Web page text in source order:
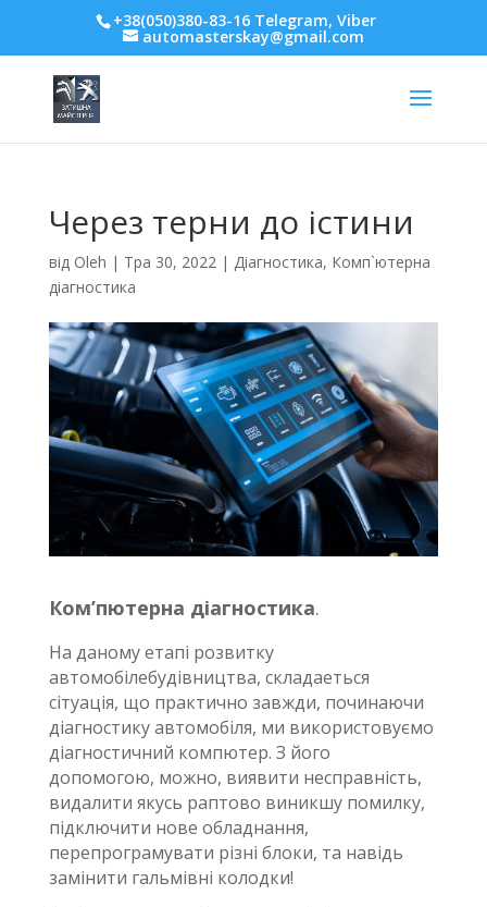
+38(050)380-83-16 Telegram, Viber
automasterskay@gmail.com
Через терни до істини
від Oleh | Тра 30, 2022| Діагностика, Комп`ютерна
діагностика
Ком’пютерна діагностика.
На даному етапі розвитку
автомобілебудівництва, складаеться
сітуація, що практично завжди, починаючи
діагностику автомобіля, ми використовуємо
діагностичний компютер. З його
допомогою, можно, виявити несправність,
видалити якусь раптово виникшу помилку,
підключити нове обладнання,
перепрограмувати різні блоки, та навідь
замінити гальмівні колодки!